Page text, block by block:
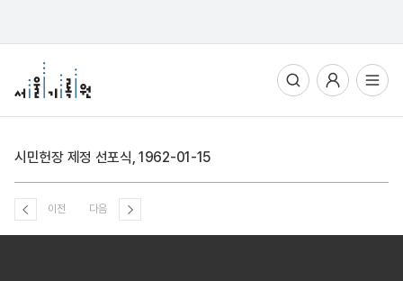
전체메뉴열기
시민헌장 제정 선포식, 1962-01-15
이전 다음